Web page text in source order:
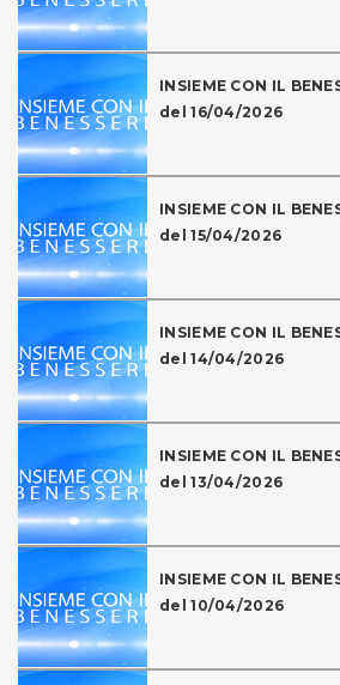
INSIEME CON IL
del 16/04/2026
INSIEME CON IL
del 15/04/2026
INSIEME CON IL
del 14/04/2026
INSIEME CON IL
del 13/04/2026
INSIEME CON IL
del 10/04/2026